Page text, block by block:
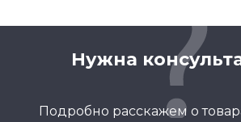
Нужна
Подробно расскажем о